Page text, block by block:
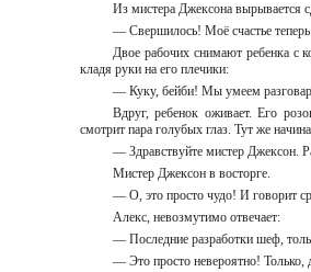
Из мистера Джексона вырывается
— Свершилось! Моё счастье
Двое рабочих снимают ребенка с
кладя руки на его плечики:
— Куку, бейби! Мы умеем
Вдруг, ребенок оживает. Его
смотрит пара голубых глаз. Тут же
— Здравствуйте мистер Джексон.
Мистер Джексон в восторге.
— О, это просто чудо! И говорит
Алекс, невозмутимо отвечает:
— Последние разработки шеф,
— Это просто невероятно!